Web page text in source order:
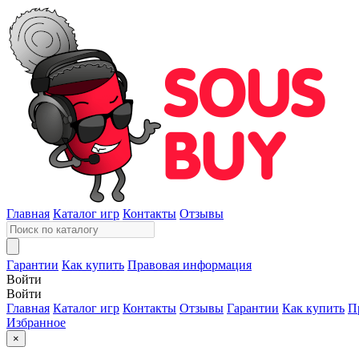
Главная Каталог игр Контакты Отзывы
Гарантии Как купить Правовая информация
Войти
Войти
Главная Каталог игр Контакты Отзывы Гарантии Как купить
Избранное
×